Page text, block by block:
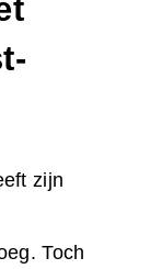
zijn
Toch